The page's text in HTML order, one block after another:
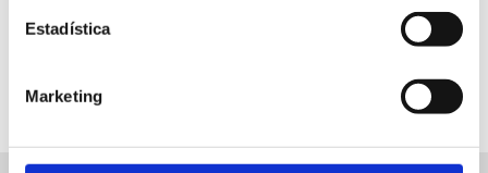
Estadística
Marketing